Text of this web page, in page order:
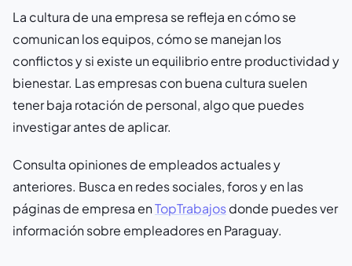
La cultura de una empresa se refleja en cómo se
comunican los equipos, cómo se manejan los
conflictos y si existe un equilibrio entre productividad y
bienestar. Las empresas con buena cultura suelen
tener baja rotación de personal, algo que puedes
investigar antes de aplicar.
Consulta opiniones de empleados actuales y
anteriores. Busca en redes sociales, foros y en las
páginas de empresa enTopTrabajosdonde puedes ver
información sobre empleadores en Paraguay.